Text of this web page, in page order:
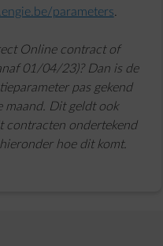
parameters
Online contract of
01/04/23)? Dan is de
pas gekend
maand. Dit geldt ook
contracten ondertekend
hoe dit komt.